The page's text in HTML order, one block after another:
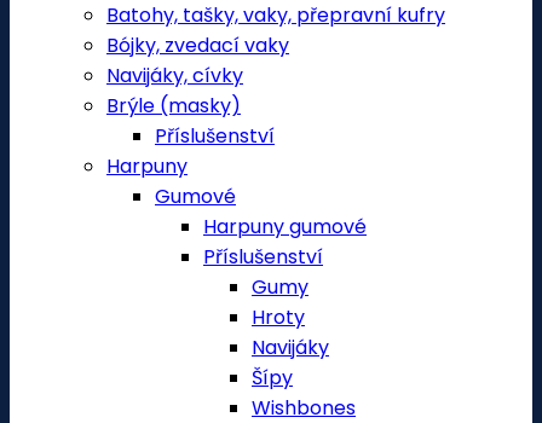
Batohy, tašky, vaky, přepravní kufry
Bójky, zvedací vaky
Navijáky, cívky
Brýle (masky)
Příslušenství
Harpuny
Gumové
Harpuny gumové
Příslušenství
Gumy
Hroty
Navijáky
Šípy
Wishbones